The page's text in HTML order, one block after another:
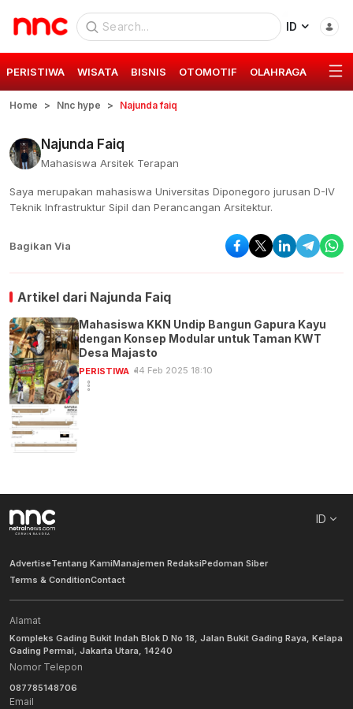
ID
PERISTIWA WISATA BISNIS OTOMOTIF OLAHRAGA GAYA
Home Nnc hype Najunda faiq
Najunda Faiq
Mahasiswa Arsitek Terapan
Saya merupakan mahasiswa Universitas Diponegoro jurusan D-IV
Teknik Infrastruktur Sipil dan Perancangan Arsitektur.
Bagikan Via
Artikel dari Najunda Faiq
Mahasiswa KKN Undip Bangun Gapura Kayu
dengan Konsep Modular untuk Taman KWT
Desa Majasto
PERISTIWA 14 Feb 2025 18:10
ID
AdvertiseTentang KamiManajemen RedaksiPedoman Siber
Terms & ConditionContact
Alamat
Kompleks Gading Bukit Indah Blok D No 18, Jalan Bukit Gading Raya, Kelapa
Gading Permai, Jakarta Utara, 14240
Nomor Telepon
087785148706
Email